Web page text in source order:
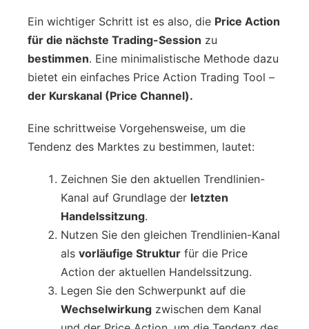
Ein wichtiger Schritt ist es also, die Price Action
für die nächste Trading-Session zu
bestimmen. Eine minimalistische Methode dazu
bietet ein einfaches Price Action Trading Tool –
der Kurskanal (Price Channel).
Eine schrittweise Vorgehensweise, um die
Tendenz des Marktes zu bestimmen, lautet:
Zeichnen Sie den aktuellen Trendlinien-
Kanal auf Grundlage der letzten
Handelssitzung.
Nutzen Sie den gleichen Trendlinien-Kanal
als vorläufige Struktur für die Price
Action der aktuellen Handelssitzung.
Legen Sie den Schwerpunkt auf die
Wechselwirkung zwischen dem Kanal